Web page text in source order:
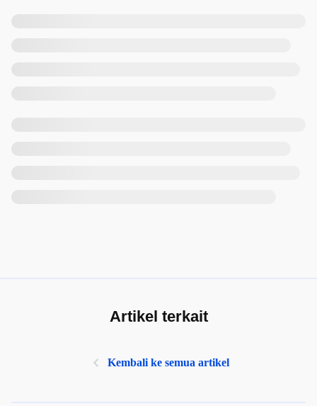
Artikel terkait
Kembali ke semua artikel